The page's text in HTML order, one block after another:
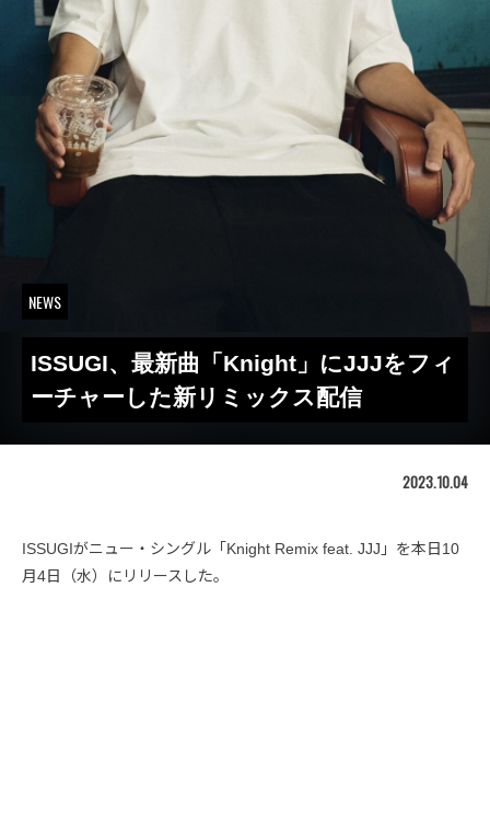
NEWS
ISSUGI、最新曲「Knight」にJJJをフィ
ーチャーした新リミックス配信
2023.10.04
ISSUGIがニュー・シングル「Knight Remix feat. JJJ」を本日10
月4日（水）にリリースした。